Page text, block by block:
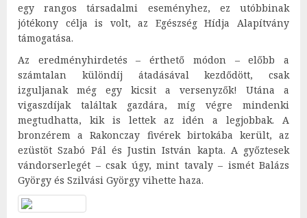
egy rangos társadalmi eseményhez, ez utóbbinak
jótékony célja is volt, az Egészség Hídja Alapítvány
támogatása.
Az eredményhirdetés – érthető módon – előbb a
számtalan különdíj átadásával kezdődött, csak
izguljanak még egy kicsit a versenyzők! Utána a
vigaszdíjak találtak gazdára, míg végre mindenki
megtudhatta, kik is lettek az idén a legjobbak. A
bronzérem a Rakonczay fivérek birtokába került, az
ezüstöt Szabó Pál és Justin István kapta. A győztesek
vándorserlegét – csak úgy, mint tavaly – ismét Balázs
György és Szilvási György vihette haza.